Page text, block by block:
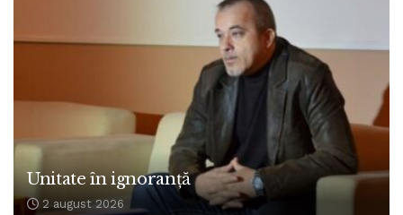
Unitate în ignoranță
2 august 2026